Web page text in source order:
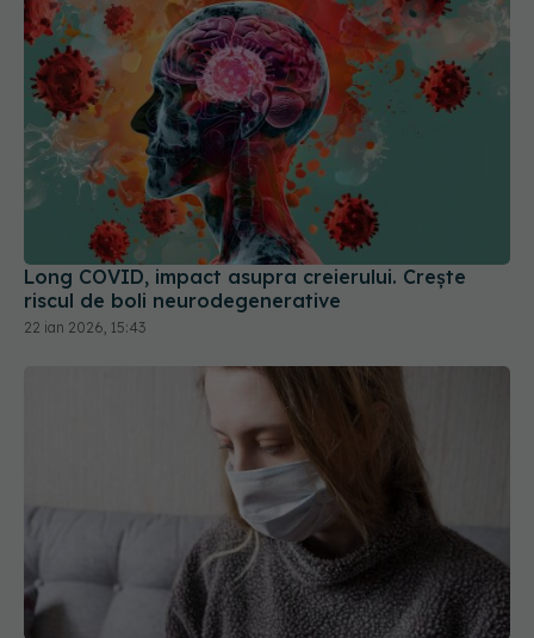
Long COVID, impact asupra creierului. Crește
riscul de boli neurodegenerative
22 ian 2026, 15:43